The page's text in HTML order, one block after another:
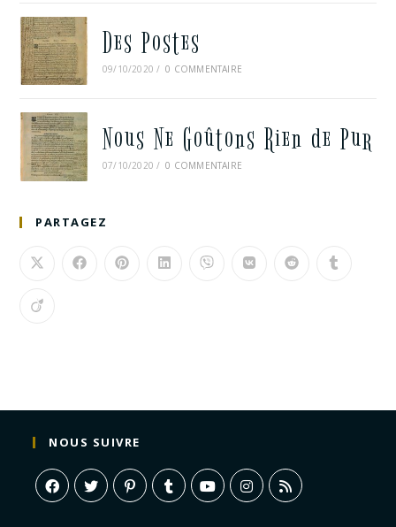
Des Postes
09/10/2020 / 0 COMMENTAIRE
Nous Ne Goûtons Rien de Pur
07/10/2020 / 0 COMMENTAIRE
PARTAGEZ
NOUS SUIVRE